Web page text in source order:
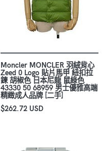
Moncler MONCLER 羽絨背心
Zeed 0 Logo 貼片馬甲 紐扣拉
鍊 胡椒色 日本尼龍 鼠綠色
43330 50 68959 男士優雅高端
精緻成人品牌 [二手]
$262.72 USD